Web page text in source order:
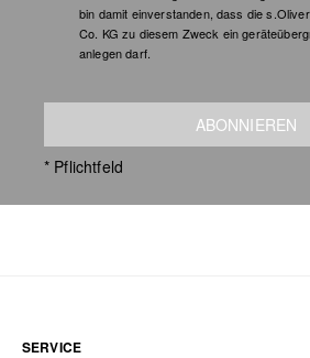
bin damit einverstanden, dass die
Co. KG zu diesem Zweck ein
anlegen darf.
ABONNIEREN
* Pflichtfeld
SERVICE